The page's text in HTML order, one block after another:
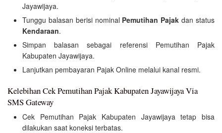
Jayawijaya.
Tunggu balasan berisi nominal Pemutihan Pajak dan status
Kendaraan.
Simpan balasan sebagai referensi Pemutihan Pajak
Kabupaten Jayawijaya.
Lanjutkan pembayaran Pajak Online melalui kanal resmi.
Kelebihan Cek Pemutihan Pajak Kabupaten Jayawijaya Via
SMS Gateway
Cek Pemutihan Pajak Kabupaten Jayawijaya tetap bisa
dilakukan saat koneksi terbatas.